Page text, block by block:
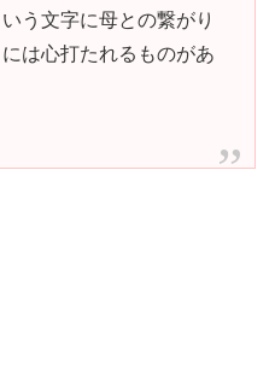
う文字に母との繋がり
は心打たれるものがあ